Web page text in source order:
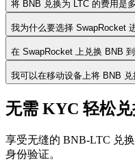
将 BNB 兑换为 LTC 的费用是
我为什么要选择 SwapRocket
在 SwapRocket 上兑换 BNB
我可以在移动设备上将 BNB 兑
无需 KYC 轻松
享受无缝的 BNB-LTC 兑
身份验证。